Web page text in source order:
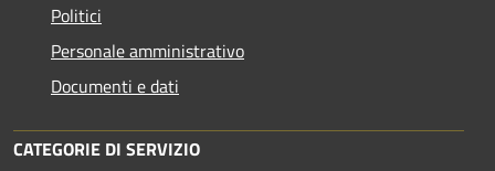
Politici
Personale amministrativo
Documenti e dati
CATEGORIE DI SERVIZIO